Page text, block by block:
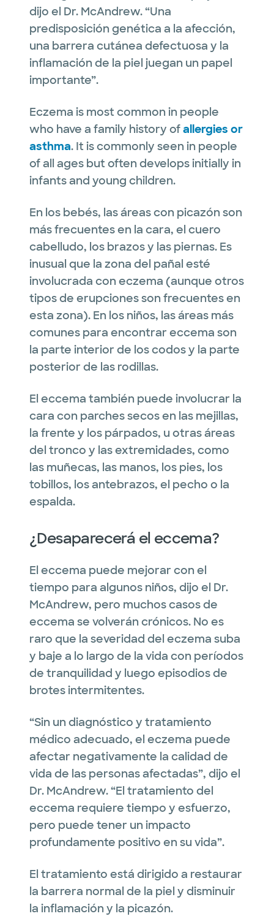
dijo el Dr. McAndrew. “Una
predisposición genética a la afección,
una barrera cutánea defectuosa y la
inflamación de la piel juegan un papel
importante”.
Eczema is most common in people
who have a family history ofallergies or
asthma. It is commonly seen in people
of all ages but often develops initially in
infants and young children.
En los bebés, las áreas con picazón son
más frecuentes en la cara, el cuero
cabelludo, los brazos y las piernas. Es
inusual que la zona del pañal esté
involucrada con eczema (aunque otros
tipos de erupciones son frecuentes en
esta zona). En los niños, las áreas más
comunes para encontrar eccema son
la parte interior de los codos y la parte
posterior de las rodillas.
El eccema también puede involucrar la
cara con parches secos en las mejillas,
la frente y los párpados, u otras áreas
del tronco y las extremidades, como
las muñecas, las manos, los pies, los
tobillos, los antebrazos, el pecho o la
espalda.
¿Desaparecerá el eccema?
El eccema puede mejorar con el
tiempo para algunos niños, dijo el Dr.
McAndrew, pero muchos casos de
eccema se volverán crónicos. No es
raro que la severidad del eczema suba
y baje a lo largo de la vida con períodos
de tranquilidad y luego episodios de
brotes intermitentes.
“Sin un diagnóstico y tratamiento
médico adecuado, el eczema puede
afectar negativamente la calidad de
vida de las personas afectadas”, dijo el
Dr. McAndrew. “El tratamiento del
eccema requiere tiempo y esfuerzo,
pero puede tener un impacto
profundamente positivo en su vida”.
El tratamiento está dirigido a restaurar
la barrera normal de la piel y disminuir
la inflamación y la picazón.